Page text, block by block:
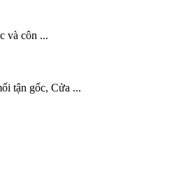
và côn ...
tận gốc, Cửa ...